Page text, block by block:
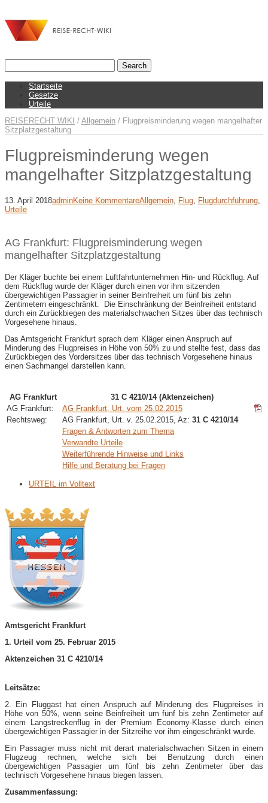
Startseite
Gesetze
Urteile
REISERECHT WIKI / Allgemein / Flugpreisminderung wegen mangelhafter
Sitzplatzgestaltung
Flugpreisminderung wegen
mangelhafter Sitzplatzgestaltung
13. April 2018adminKeine KommentareAllgemein Flug Flugdurchführung
Urteile
AG Frankfurt: Flugpreisminderung wegen
mangelhafter Sitzplatzgestaltung
Der Kläger buchte bei einem Luftfahrtunternehmen Hin- und Rückflug. Auf
dem Rückflug wurde der Kläger durch einen vor ihm sitzenden
übergewichtigen Passagier in seiner Beinfreiheit um fünf bis zehn
Zentimetern eingeschränkt. Die Einschränkung der Beinfreiheit entstand
durch ein Zurückbiegen des materialschwachen Sitzes über das technisch
Vorgesehene hinaus.
Das Amtsgericht Frankfurt sprach dem Kläger einen Anspruch auf
Minderung des Flugpreises in Höhe von 50% zu und stellte fest, dass das
Zurückbiegen des Vordersitzes über das technisch Vorgesehene hinaus
einen Sachmangel darstellen kann.
AG Frankfurt
31 C 4210/14 (Aktenzeichen)
AG Frankfurt:
AG Frankfurt, Urt. vom 25.02.2015
Rechtsweg:
AG Frankfurt, Urt. v. 25.02.2015, Az: 31 C 4210/14
Fragen & Antworten zum Thema
Verwandte Urteile
Weiterführende Hinweise und Links
Hilfe und Beratung bei Fragen
URTEIL im Volltext
Amtsgericht Frankfurt
1. Urteil vom 25. Februar 2015
Aktenzeichen 31 C 4210/14
Leitsätze:
2. Ein Fluggast hat einen Anspruch auf Minderung des Flugpreises in
Höhe von 50%, wenn seine Beinfreiheit um fünf bis zehn Zentimeter auf
einem Langstreckenflug in der Premium Economy-​Klasse durch einen
übergewichtigen Passagier in der Sitzreihe vor ihm eingeschränkt wurde.
Ein Passagier muss nicht mit derart materialschwachen Sitzen in einem
Flugzeug rechnen, welche sich bei Benutzung durch einen
übergewichtigen Passagier um fünf bis zehn Zentimeter über das
technisch Vorgesehene hinaus biegen lassen.
Zusammenfassung: